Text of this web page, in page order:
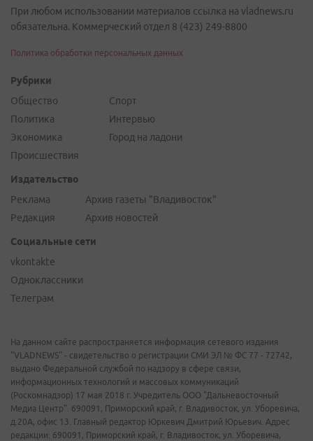
При любом использовании материалов ссылка на vladnews.ru
обязательна. Коммерческий отдел 8 (423) 249-8800
Политика обработки персональных данных
Рубрики
Общество
Политика
Экономика
Происшествия
Спорт
Интервью
Город на ладони
Издательство
Реклама
Редакция
Архив газеты "Владивосток"
Архив новостей
Социальные сети
vkontakte
Одноклассники
Телеграм
На данном сайте распространяется информация сетевого издания
"VLADNEWS" - свидетельство о регистрации СМИ ЭЛ № ФС 77 - 72742,
выдано Федеральной службой по надзору в сфере связи,
информационных технологий и массовых коммуникаций
(Роскомнадзор) 17 мая 2018 г. Учредитель ООО "Дальневосточный
Медиа Центр". 690091, Приморский край, г. Владивосток, ул. Уборевича,
д.20А, офис 13. Главный редактор Юркевич Дмитрий Юрьевич. Адрес
редакции: 690091, Приморский край, г. Владивосток, ул. Уборевича,